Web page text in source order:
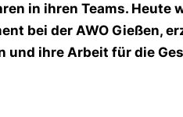
in ihren Teams. Heute
bei der AWO Gießen,
und ihre Arbeit für die